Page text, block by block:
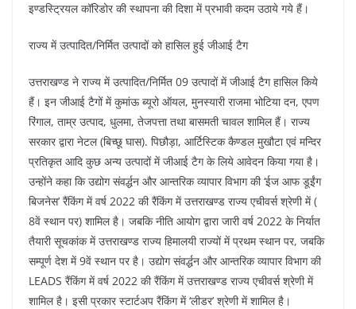
इण्डस्ट्रियल कॉरिडोर की स्थापना की दिशा में प्रभावी कदम उठाये गये हैं।
राज्य में उत्पादित/निर्मित उत्पादों को हासिल हुई जीआई टैग
उत्तराखण्ड ने राज्य में उत्पादित/निर्मित 09 उत्पादों में जीआई टैग हासिल किये
हैं। इन जीआई टैगों में कुमांऊ ब्यूरो ऑयल, मुनस्यारी राजमा भोटिया दन, एपण
रिंगाल, ताम्र उत्पाद, धुलमा, तेजपत्ता तथा बासमती चावल शामिल हैं। राज्य
सरकार द्वारा नेटल (बिच्छू घास). पिछौड़ा, आर्टिस्टिक कैण्डल मुखौटा एवं मन्दिर
प्रतिकृत आदि कुछ अन्य उत्पादों में जीआई टैग के लिये आवेदन किया गया है।
उन्होंने कहा कि उद्योग संवर्द्धन और आन्तरिक व्यापार विभाग की ‘ईज आफ डूईंग
बिजनेस’ रैंकिंग में वर्ष 2022 की रैंकिंग में उत्तराखण्ड राज्य एचीवर्स श्रेणी में (
8वें स्थान पर) शामिल है। जबकि नीति आयोग द्वारा जारी वर्ष 2022 के निर्यात
तैयारी सूचकांक में उत्तराखण्ड राज्य हिमालयी राज्यों में प्रथम स्थान पर, जबकि
सम्पूर्ण देश में 9वें स्थान पर है। उद्योग संवर्द्धन और आन्तरिक व्यापार विभाग की
LEADS रैंकिंग में वर्ष 2022 की रैंकिंग में उत्तराखण्ड राज्य एचीवर्स श्रेणी में
शामिल है। इसी प्रकार स्टार्टअप रैंकिंग में ‘लीडर’ श्रेणी में शामिल है।